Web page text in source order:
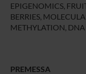
EPIGENOMICS,
BERRIES,
METHYLATION,
PREMESSA